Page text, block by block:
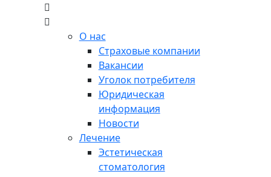
О нас
Страховые компании
Вакансии
Уголок потребителя
Юридическая
информация
Новости
Лечение
Эстетическая
стоматология